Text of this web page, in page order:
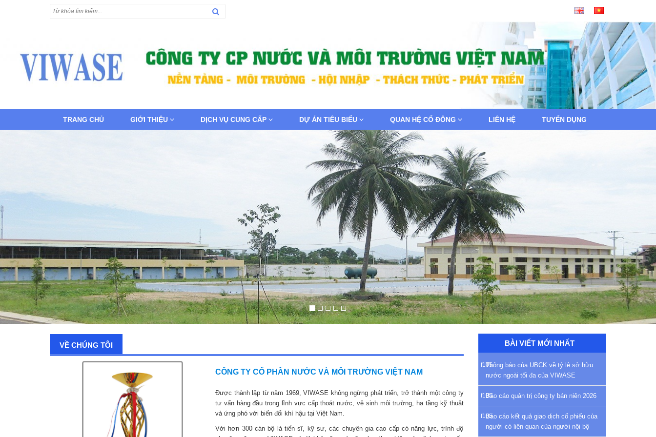
TRANG CHỦ GIỚI THIỆU DỊCH VỤ CUNG CẤP DỰ ÁN TIÊU BIỂU QUAN HỆ CỔ ĐÔNG LIÊN HỆ TUYỂN DỤNG
VỀ CHÚNG TÔI
CÔNG TY CỔ PHẦN NƯỚC VÀ MÔI TRƯỜNG VIỆT NAM
Được thành lập từ năm 1969, VIWASE không ngừng phát triển, trở thành một công ty
tư vấn hàng đầu trong lĩnh vực cấp thoát nước, vệ sinh môi trường, hạ tầng kỹ thuật
và ứng phó với biến đổi khí hậu tại Việt Nam.
Với hơn 300 cán bộ là tiến sĩ, kỹ sư, các chuyên gia cao cấp có năng lực, trình độ
BÀI VIẾT MỚI NHẤT
Thông báo của UBCK về tỷ lệ sở hữu
nước ngoài tối đa của VIWASE
Báo cáo quản trị công ty bán niên 2026
Báo cáo kết quả giao dịch cổ phiếu của
người có liên quan của người nội bộ